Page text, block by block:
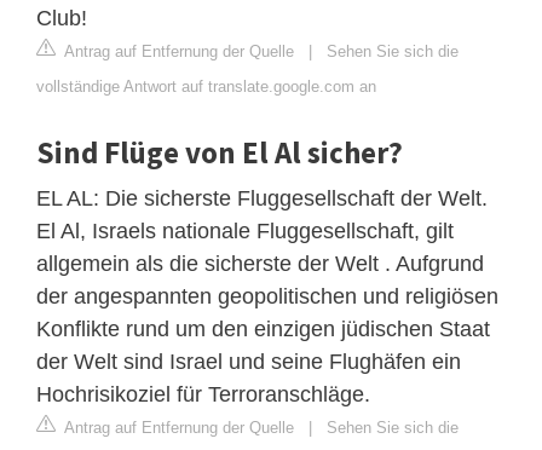
Club!
Antrag auf Entfernung der Quelle
Sehen Sie sich die
vollständige Antwort auf translate.google.com an
Sind Flüge von El Al sicher?
EL AL: Die sicherste Fluggesellschaft der Welt.
El Al, Israels nationale Fluggesellschaft, gilt
allgemein als die sicherste der Welt . Aufgrund
der angespannten geopolitischen und religiösen
Konflikte rund um den einzigen jüdischen Staat
der Welt sind Israel und seine Flughäfen ein
Hochrisikoziel für Terroranschläge.
Antrag auf Entfernung der Quelle
Sehen Sie sich die